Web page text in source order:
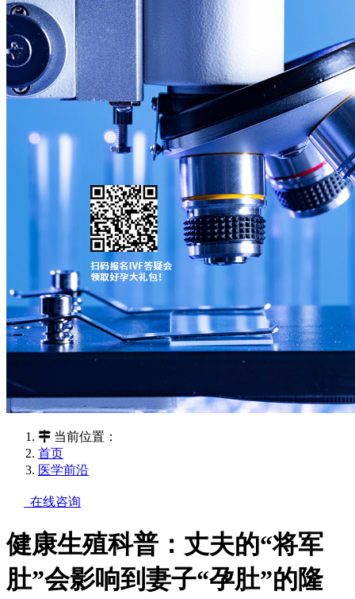
当前位置：
首页
医学前沿
在线咨询
健康生殖科普：丈夫的“将军
肚”会影响到妻子“孕肚”的隆